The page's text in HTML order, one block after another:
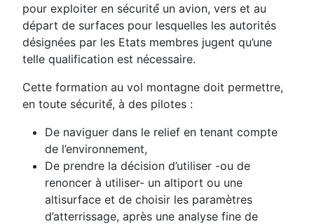
pour exploiter en sécurité́ un avion, vers et au
départ de surfaces pour lesquelles les autorités
désignées par les Etats membres jugent qu’une
telle qualification est nécessaire.
Cette formation au vol montagne doit permettre,
en toute sécurité́, à des pilotes :
De naviguer dans le relief en tenant compte
de l’environnement,
De prendre la décision d’utiliser -ou de
renoncer à utiliser- un altiport ou une
altisurface et de choisir les paramètres
d’atterrissage, après une analyse fine de